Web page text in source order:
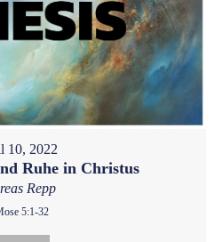
10, 2022
Ruhe in Christus
Repp
5:1-32